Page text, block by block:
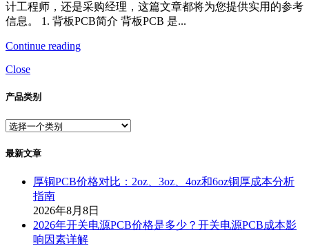
计工程师，还是采购经理，这篇文章都将为您提供实用的参考
信息。 1. 背板PCB简介 背板PCB 是...
Continue reading
Close
产品类别
最新文章
厚铜PCB价格对比：2oz、3oz、4oz和6oz铜厚成本分析
指南
2026年8月8日
2026年开关电源PCB价格是多少？开关电源PCB成本影
响因素详解